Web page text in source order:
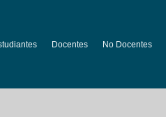
Docentes No Docentes